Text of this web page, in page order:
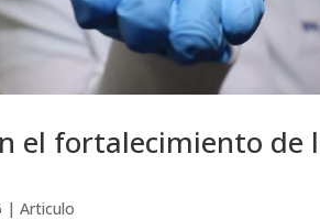
el fortalecimiento de
|Articulo